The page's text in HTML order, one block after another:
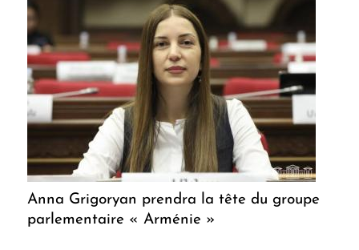
Anna Grigoryan prendra la tête du groupe
parlementaire « Arménie »